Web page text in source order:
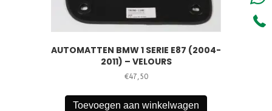
AUTOMATTEN BMW 1 SERIE E87 (2004-
2011) – VELOURS
€47,50
Toevoegen aan winkelwagen